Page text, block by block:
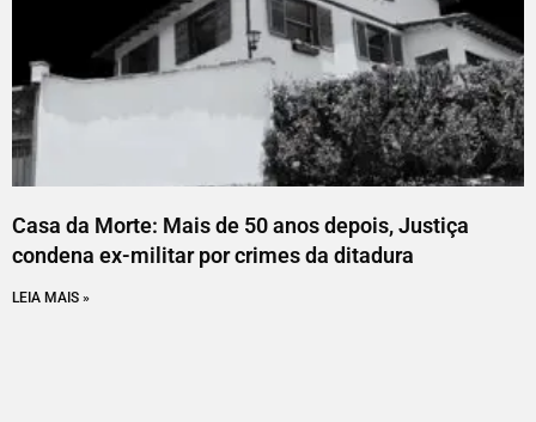
Casa da Morte: Mais de 50 anos depois, Justiça
condena ex-militar por crimes da ditadura
LEIA MAIS »